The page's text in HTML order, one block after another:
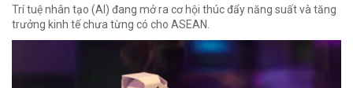
Trí tuệ nhân tạo (AI) đang mở ra cơ hội thúc đẩy năng suất và tăng
trưởng kinh tế chưa từng có cho ASEAN.